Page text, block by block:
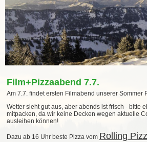
Film+Pizzaabend 7.7.
Am 7.7. findet ersten Filmabend unserer Sommer
Wetter sieht gut aus, aber abends ist frisch - bitte
mitpacken, da wir keine Decken wegen aktuelle
ausleihen können!
Dazu ab 16 Uhr beste Pizza vom Rolling